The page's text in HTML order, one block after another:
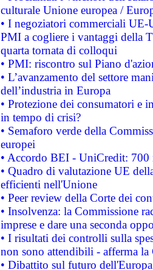
culturale Unione europea /
• I negoziatori commerciali UE-
PMI a cogliere i vantaggi della
quarta tornata di colloqui
• PMI: riscontro sul Piano
• L’avanzamento del settore
dell’industria in Europa
• Protezione dei consumatori e
in tempo di crisi?
• Semaforo verde della
europei
• Accordo BEI - UniCredit:
• Quadro di valutazione UE
efficienti nell'Unione
• Peer review della Corte dei
• Insolvenza: la Commissione
imprese e dare una seconda
• I risultati dei controlli sulla
non sono attendibili - afferma la
• Dibattito sul futuro